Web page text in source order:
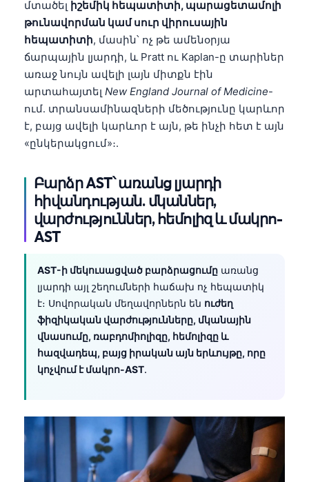
մտածել իշեմիկ հեպատիտի, պարացետամոլի
թունավորման կամ սուր վիրուսային
հեպատիտի, մասին՝ ոչ թե ամենօրյա
ճարպային լյարդի, և Pratt ու Kaplan-ը տարիներ
առաջ նույն ավելի լայն միտքն էին
արտահայտել New England Journal of Medicine-
ում․ տրանսամինազների մեծությունը կարևոր
է, բայց ավելի կարևոր է այն, թե ինչի հետ է այն
«ընկերակցում»։.
Բարձր AST՝ առանց լյարդի
հիվանդության. մկաններ,
վարժություններ, հեմոլիզ և մակրո-
AST
AST-ի մեկուսացված բարձրացումը առանց
լյարդի այլ շեղումների հաճախ ոչ հեպատիկ
է։ Սովորական մեղավորներն են ուժեղ
ֆիզիկական վարժությունները, մկանային
վնասումը, ռաբդոմիոլիզը, հեմոլիզը և
հազվադեպ, բայց իրական այն երևույթը, որը
կոչվում է մակրո-AST.